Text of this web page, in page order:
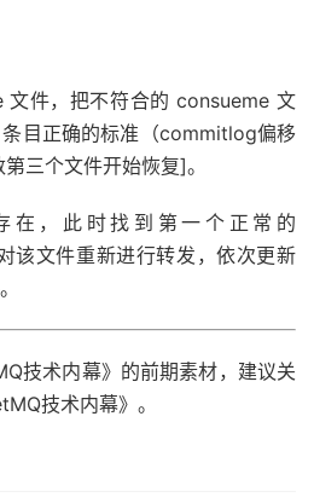
文件，把不符合的 consueme 文
目正确的标准（commitlog偏移
三个文件开始恢复]。
在，此时找到第一个正常的
该文件重新进行转发，依次更新
技术内幕》的前期素材，建议关
技术内幕》。